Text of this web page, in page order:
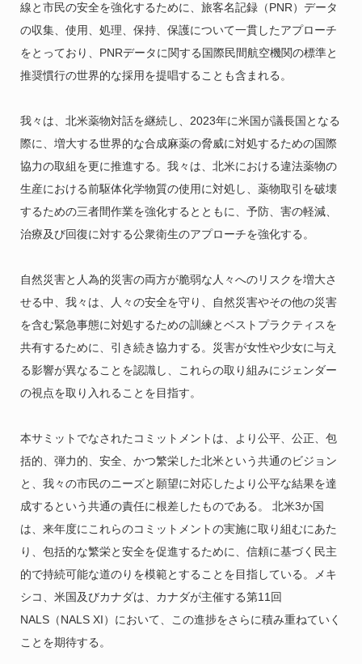
線と市民の安全を強化するために、旅客名記録（PNR）データ
の収集、使用、処理、保持、保護について一貫したアプローチ
をとっており、PNRデータに関する国際民間航空機関の標準と
推奨慣行の世界的な採用を提唱することも含まれる。
我々は、北米薬物対話を継続し、2023年に米国が議長国となる
際に、増大する世界的な合成麻薬の脅威に対処するための国際
協力の取組を更に推進する。我々は、北米における違法薬物の
生産における前駆体化学物質の使用に対処し、薬物取引を破壊
するための三者間作業を強化するとともに、予防、害の軽減、
治療及び回復に対する公衆衛生のアプローチを強化する。
自然災害と人為的災害の両方が脆弱な人々へのリスクを増大さ
せる中、我々は、人々の安全を守り、自然災害やその他の災害
を含む緊急事態に対処するための訓練とベストプラクティスを
共有するために、引き続き協力する。災害が女性や少女に与え
る影響が異なることを認識し、これらの取り組みにジェンダー
の視点を取り入れることを目指す。
本サミットでなされたコミットメントは、より公平、公正、包
括的、弾力的、安全、かつ繁栄した北米という共通のビジョン
と、我々の市民のニーズと願望に対応したより公平な結果を達
成するという共通の責任に根差したものである。 北米3か国
は、来年度にこれらのコミットメントの実施に取り組むにあた
り、包括的な繁栄と安全を促進するために、信頼に基づく民主
的で持続可能な道のりを模範とすることを目指している。メキ
シコ、米国及びカナダは、カナダが主催する第11回
NALS（NALS XI）において、この進捗をさらに積み重ねていく
ことを期待する。